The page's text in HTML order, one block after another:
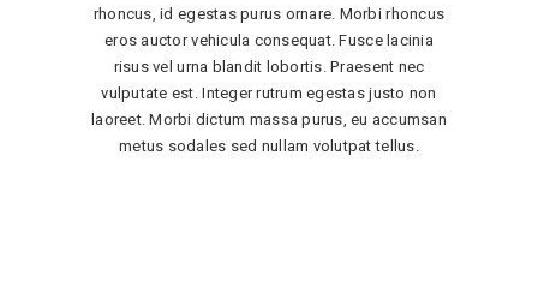
rhoncus, id egestas purus ornare. Morbi rhoncus
eros auctor vehicula consequat. Fusce lacinia
risus vel urna blandit lobortis. Praesent nec
vulputate est. Integer rutrum egestas justo non
laoreet. Morbi dictum massa purus, eu accumsan
metus sodales sed nullam volutpat tellus.